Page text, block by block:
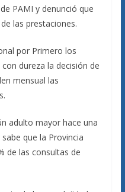
PAMI y denunció que
las prestaciones.
por Primero los
dureza la decisión de
mensual las
adulto mayor hace una
que la Provincia
de las consultas de